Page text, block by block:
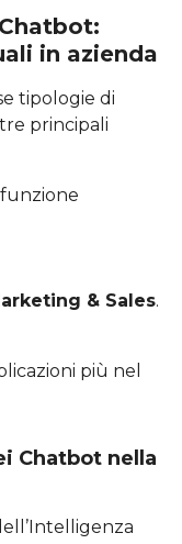
in azienda
tipologie di
principali
& Sales.
più nel
Chatbot nella